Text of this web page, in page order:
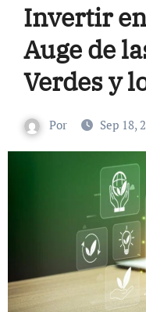
Invertir
Auge de
Verdes y
Por Sep 18,